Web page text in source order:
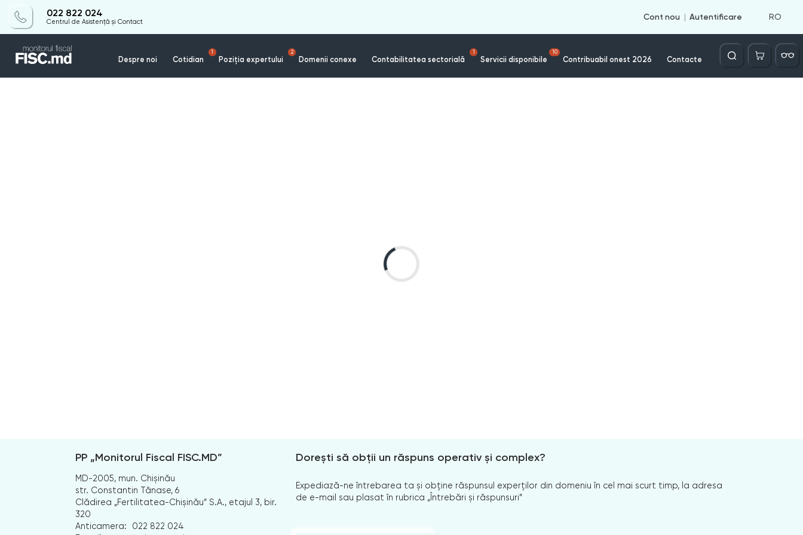
022 822 024
Centrul de Asistență și Contact
Cont nou Autentificare RO
Despre noi Cotidian
1
Poziția expertului
2
Domenii conexe Contabilitatea sectorială
1
Servicii disponibile
10
Contribuabil onest 2026 Contacte
Căutare
PP „Monitorul Fiscal FISC.MD”
MD-2005, mun. Chișinău
str. Constantin Tănase, 6
Clădirea „Fertilitatea-Chișinău” S.A., etajul 3, bir.
320
Anticamera:
022 822 024
Dorești să obții un răspuns operativ și complex?
Expediază-ne întrebarea ta și obține răspunsul experților din domeniu în cel mai scurt timp, la adresa
de e-mail sau plasat în rubrica „Întrebări și răspunsuri”